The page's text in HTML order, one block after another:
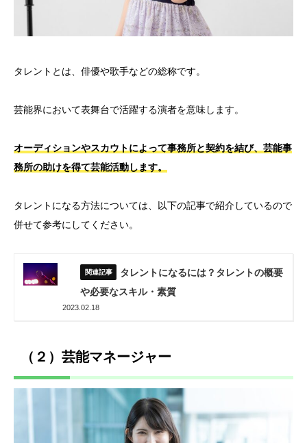
タレントとは、俳優や歌手などの総称です。
芸能界において表舞台で活躍する演者を意味します。
オーディションやスカウトによって事務所と契約を結び、芸能事
務所の助けを得て芸能活動します。
タレントになる方法については、以下の記事で紹介しているので
併せて参考にしてください。
タレントになるには？タレントの概要
や必要なスキル・素質
2023.02.18
（２）芸能マネージャー